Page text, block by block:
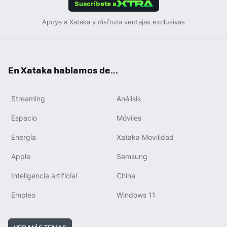
Suscríbete a
Apoya a Xataka y disfruta ventajas exclusivas
En Xataka hablamos de...
Streaming Análisis
Espacio Móviles
Energía Xataka Movilidad
Apple Samsung
Inteligencia artificial China
Empleo Windows 11